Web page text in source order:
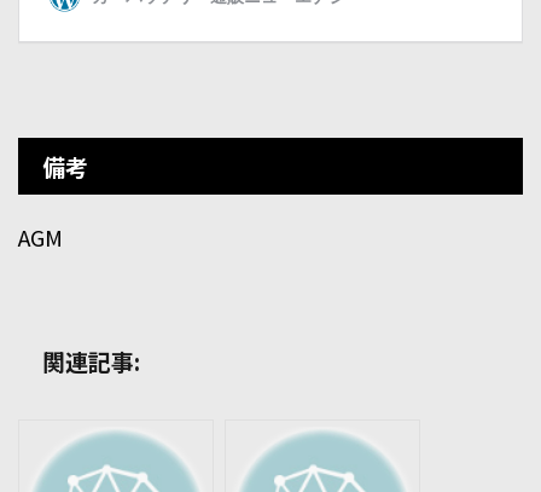
備考
AGM
関連記事: